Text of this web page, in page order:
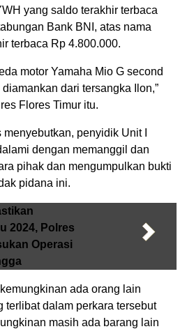
yang saldo terakhir terbaca
Bank BNI, atas nama
terbaca Rp 4.800.000.
motor Yamaha Mio G second
dari tersangka Ilon,”
Flores Timur itu.
penyidik Unit I
dengan memanggil dan
pihak dan mengumpulkan bukti
pidana ini.
2024, Polres
Operasi
ada orang lain
terlibat dalam perkara tersebut
masih ada barang lain